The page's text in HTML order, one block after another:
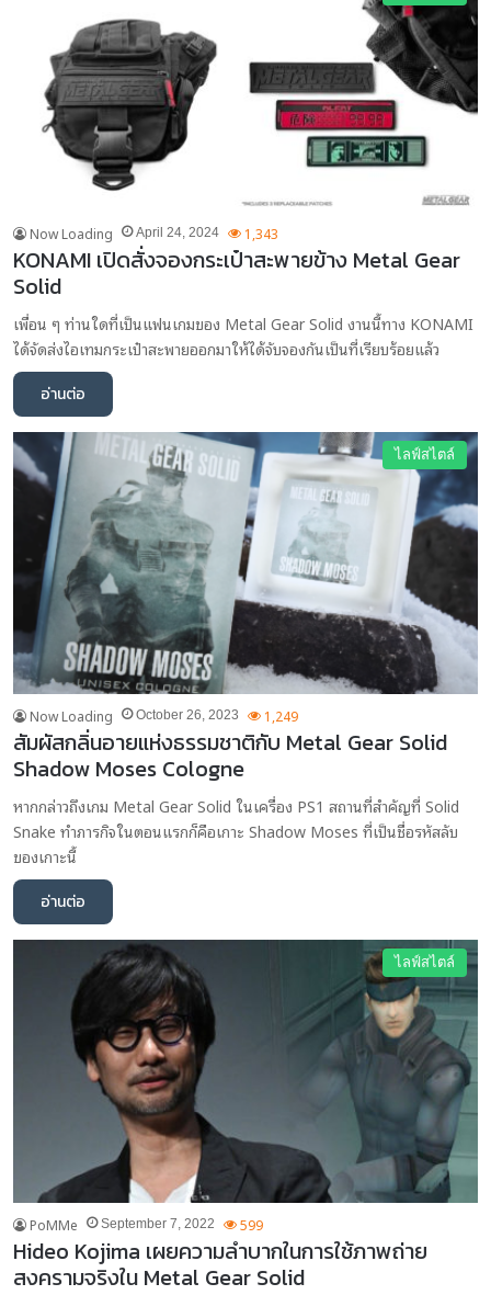
Now Loading April 24, 2024 1,343
KONAMI เปิดสั่งจองกระเป๋าสะพายข้าง Metal Gear
Solid
เพื่อน ๆ ท่านใดที่เป็นแฟนเกมของ Metal Gear Solid งานนี้ทาง KONAMI
ได้จัดส่งไอเทมกระเป๋าสะพายออกมาให้ได้จับจองกันเป็นที่เรียบร้อยแล้ว
อ่านต่อ
ไลฟ์สไตล์
Now Loading October 26, 2023 1,249
สัมผัสกลิ่นอายแห่งธรรมชาติกับ Metal Gear Solid
Shadow Moses Cologne
หากกล่าวถึงเกม Metal Gear Solid ในเครื่อง PS1 สถานที่สำคัญที่ Solid
Snake ทำภารกิจในตอนแรกก็คือเกาะ Shadow Moses ที่เป็นชื่อรหัสลับ
ของเกาะนี้
อ่านต่อ
ไลฟ์สไตล์
PoMMe September 7, 2022 599
Hideo Kojima เผยความลำบากในการใช้ภาพถ่าย
สงครามจริงใน Metal Gear Solid